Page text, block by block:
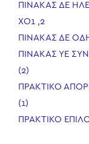
ΠΙΝΑΚΑΣ ΔΕ
ΧΟ1 ,2
ΠΙΝΑΚΑΣ ΔΕ
ΠΙΝΑΚΑΣ ΥΕ
(2)
ΠΡΑΚΤΙΚΟ
(1)
ΠΡΑΚΤΙΚΟ